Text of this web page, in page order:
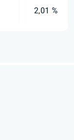
2,01 %